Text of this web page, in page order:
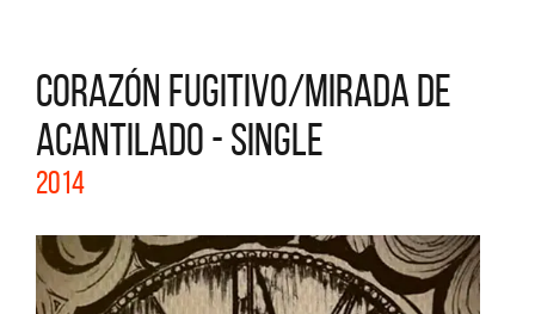
CORAZÓN FUGITIVO/MIRADA DE
ACANTILADO - SINGLE
2014